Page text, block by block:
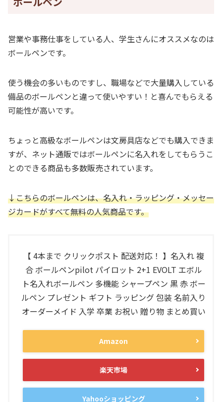
営業や事務仕事をしている人、学生さんにオススメなのは
ボールペンです。
使う機会の多いものですし、職場などで大量購入している
備品のボールペンと違って使いやすい！と喜んでもらえる
可能性が高いです。
ちょっと高級なボールペンは文房具店などでも購入できま
すが、ネット通販ではボールペンに名入れをしてもらうこ
とのできる商品も多数販売されています。
↓こちらのボールペンは、名入れ・ラッピング・メッセー
ジカードがすべて無料の人気商品です。
【 4本まで クリックポスト 配送対応！ 】名入れ 複
合 ボールペンpilot パイロット 2+1 EVOLT エボル
ト名入れボールペン 多機能 シャープペン 黒 赤 ボー
ルペン プレゼント ギフト ラッピング 包装 名前入り
オーダーメイド 入学 卒業 お祝い 贈り物 まとめ買い
Amazon
楽天市場
Yahooショッピング